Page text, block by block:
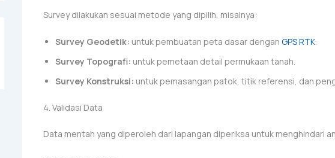
Survey dilakukan sesuai metode yang dipilih, misalnya:
Survey Geodetik: untuk pembuatan peta dasar dengan GPS RTK.
Survey Topografi: untuk pemetaan detail permukaan tanah.
Survey Konstruksi: untuk pemasangan patok, titik referensi, dan
4. Validasi Data
Data mentah yang diperoleh dari lapangan diperiksa untuk menghindari